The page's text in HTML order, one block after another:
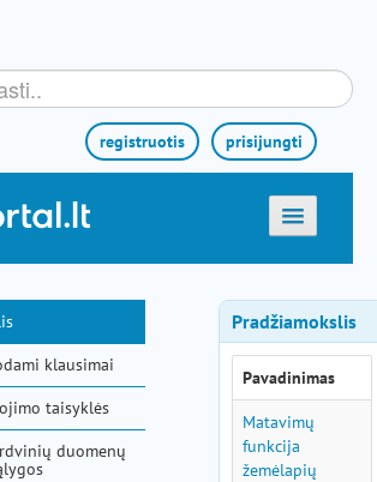
prisijungti
registruotis
titulinis
žemėlapiai
el. paslaugos
paieška
klausimai
taisyklės
duomenų
Pradžiamokslis
Pavadinimas
Matavimų
funkcija
žemėlapių